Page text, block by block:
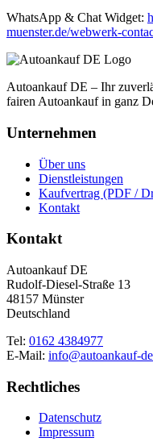
WhatsApp & Chat Widget:
muenster.de/webwerk-
Autoankauf DE – Ihr
fairen Autoankauf in ganz
Unternehmen
Über uns
Dienstleistungen
Kaufvertrag (PDF /
Kontakt
Kontakt
Autoankauf DE
Rudolf-Diesel-Straße 13
48157 Münster
Deutschland
Tel: 0162 4384977
E-Mail: info@autoankauf-
Rechtliches
Datenschutz
Impressum